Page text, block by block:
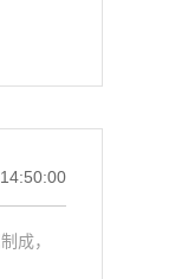
成，